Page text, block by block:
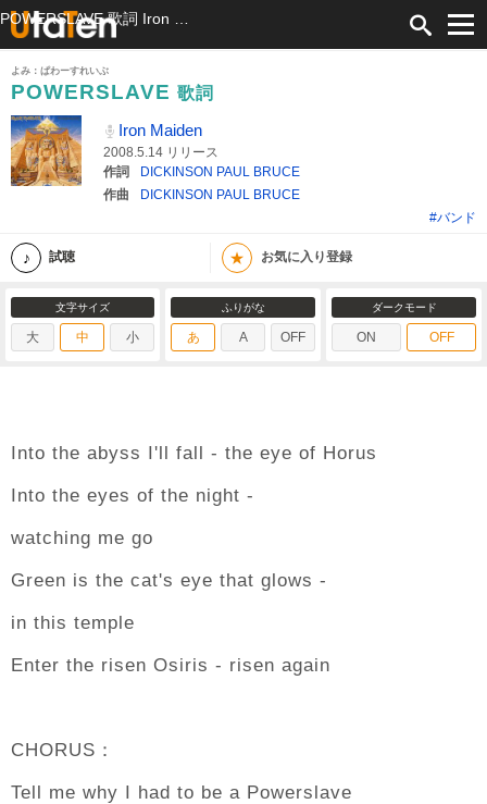
よみ：ぱわーすれいぶ
POWERSLAVE 歌詞
Iron Maiden
2008.5.14 リリース
作詞
DICKINSON PAUL BRUCE
作曲
DICKINSON PAUL BRUCE
#バンド
試聴 ★ お気に入り登録
文字サイズ
大 中 小
ふりがな
あ A OFF
ダークモード
ON OFF
Into the abyss I'll fall - the eye of Horus
Into the eyes of the night -
watching me go
Green is the cat's eye that glows -
in this temple
Enter the risen Osiris - risen again
CHORUS：
Tell me why I had to be a Powerslave